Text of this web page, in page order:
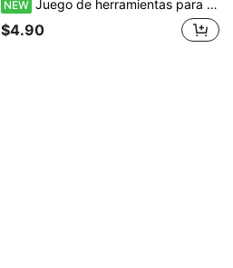
NEW Juego de herramientas para pintura de diamantes con forma de hoja verde y corazón, bolígrafo de pintura de diamantes de resina verde con puntas reemplazables, adecuado para bordado de diamantes 5D, posavasos y manualidades de decoración del hogar
$4.90